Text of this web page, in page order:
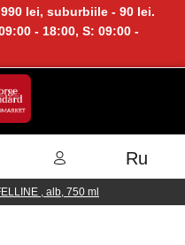
lei, suburbiile - 90 lei.
- 18:00, S: 09:00 -
Ru
, alb, 750 ml